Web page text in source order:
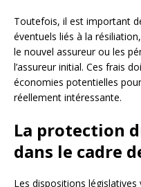
Toutefois, il est important
éventuels liés à la
le nouvel assureur ou les
l’assureur initial. Ces frais
économies potentielles
réellement intéressante.
La protection
dans le cadre
Les dispositions